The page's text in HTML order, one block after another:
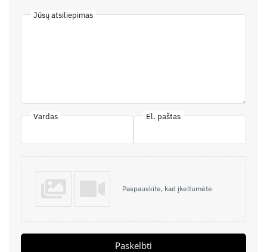
Jūsų atsiliepimas
Vardas El. paštas
Paspauskite, kad įkeltumėte
Paskelbti